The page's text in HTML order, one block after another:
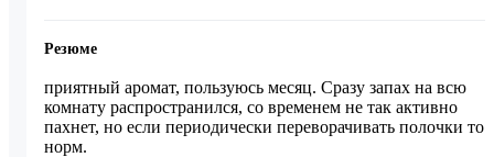
Резюме
приятный аромат, пользуюсь месяц. Сразу запах на всю
комнату распространился, со временем не так активно
пахнет, но если периодически переворачивать полочки то
норм.